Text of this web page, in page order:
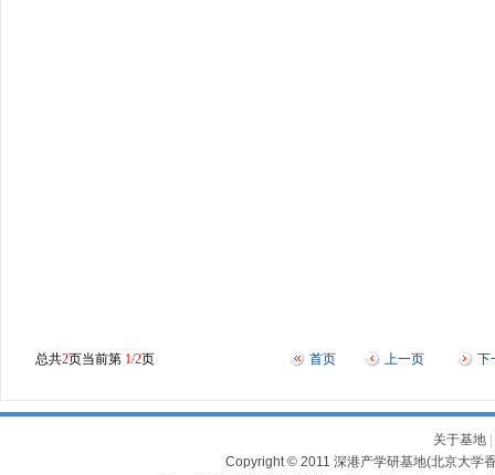
总共2页当前第 1/2页 首页 上一页 下
关于基地|
Copyright © 2011 深港产学研基地(北京大学